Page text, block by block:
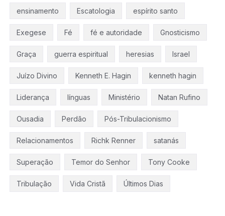
ensinamento Escatologia espírito santo
Exegese Fé fé e autoridade Gnosticismo
Graça guerra espiritual heresias Israel
Juízo Divino Kenneth E. Hagin kenneth hagin
Liderança línguas Ministério Natan Rufino
Ousadia Perdão Pós-Tribulacionismo
Relacionamentos Richk Renner satanás
Superação Temor do Senhor Tony Cooke
Tribulação Vida Cristã Últimos Dias